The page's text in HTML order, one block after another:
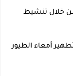
من خلال تنشيط
أمعاء الطيور